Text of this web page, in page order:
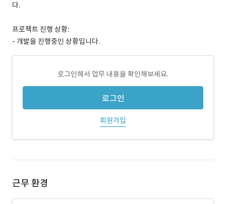
다.
프로젝트 진행 상황:
- 개발을 진행중인 상황입니다.
로그인해서 업무 내용을 확인해보세요.
로그인
회원가입
근무 환경